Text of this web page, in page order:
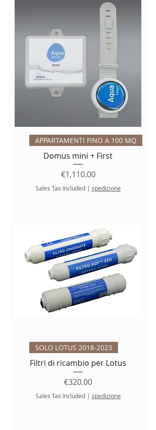
APPARTAMENTI FINO A 100 MQ
Domus mini + First
Price
€1,110.00
Sales Tax Included| spedizione
SOLO LOTUS 2018-2023
Filtri di ricambio per Lotus
Price
€320.00
Sales Tax Included| spedizione